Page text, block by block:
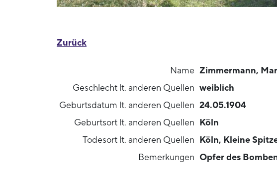
Zurück
Name Zimmermann,
Geschlecht lt. anderen Quellen weiblich
Geburtsdatum lt. anderen Quellen 24.05.1904
Geburtsort lt. anderen Quellen Köln
Todesort lt. anderen Quellen Köln, Kleine
Bemerkungen Opfer des